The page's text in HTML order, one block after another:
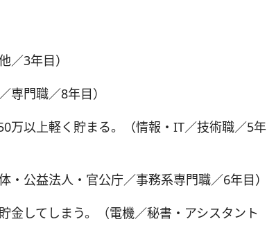
／3年目）
専門職／8年目）
万以上軽く貯まる。（情報・IT／技術職／5年
公益法人・官公庁／事務系専門職／6年目）
金してしまう。（電機／秘書・アシスタント